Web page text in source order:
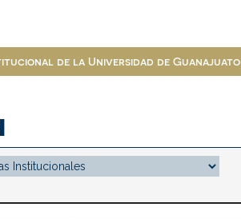
de la Universidad de Guanajuato